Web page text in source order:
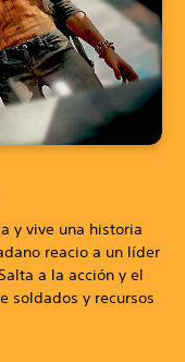
y vive una historia
reacio a un líder
a la acción y el
soldados y recursos